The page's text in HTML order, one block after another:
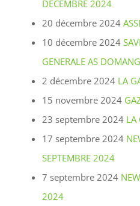
DECEMBRE 2024
20 décembre 2024
10 décembre 2024
GENERALE AS
2 décembre 2024 LA
15 novembre 2024
23 septembre 2024 LA
17 septembre 2024
SEPTEMBRE 2024
7 septembre 2024
2024